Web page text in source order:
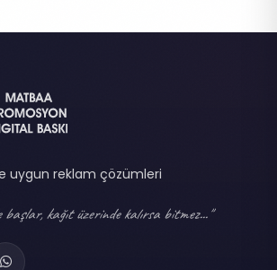
uygun reklam çözümleri
başlar, kağıt üzerinde kalırsa bitmez..."